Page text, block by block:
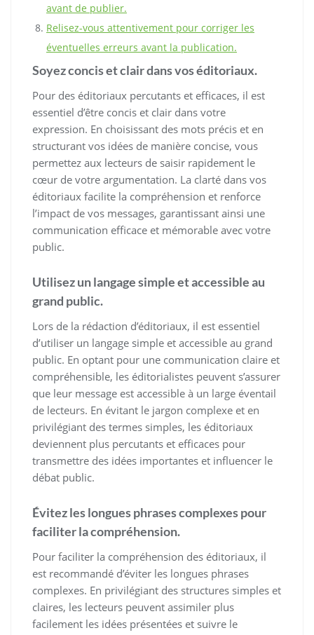
avant de publier.
Relisez-vous attentivement pour corriger les
éventuelles erreurs avant la publication.
Soyez concis et clair dans vos éditoriaux.
Pour des éditoriaux percutants et efficaces, il est
essentiel d’être concis et clair dans votre
expression. En choisissant des mots précis et en
structurant vos idées de manière concise, vous
permettez aux lecteurs de saisir rapidement le
cœur de votre argumentation. La clarté dans vos
éditoriaux facilite la compréhension et renforce
l’impact de vos messages, garantissant ainsi une
communication efficace et mémorable avec votre
public.
Utilisez un langage simple et accessible au
grand public.
Lors de la rédaction d’éditoriaux, il est essentiel
d’utiliser un langage simple et accessible au grand
public. En optant pour une communication claire et
compréhensible, les éditorialistes peuvent s’assurer
que leur message est accessible à un large éventail
de lecteurs. En évitant le jargon complexe et en
privilégiant des termes simples, les éditoriaux
deviennent plus percutants et efficaces pour
transmettre des idées importantes et influencer le
débat public.
Évitez les longues phrases complexes pour
faciliter la compréhension.
Pour faciliter la compréhension des éditoriaux, il
est recommandé d’éviter les longues phrases
complexes. En privilégiant des structures simples et
claires, les lecteurs peuvent assimiler plus
facilement les idées présentées et suivre le